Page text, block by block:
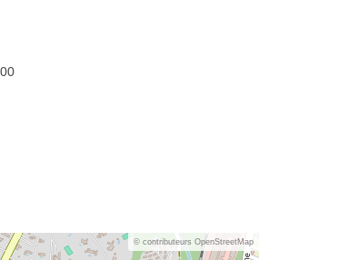
© contributeurs OpenStreetMap